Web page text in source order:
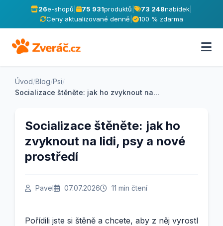
26e-shopů 75 931produktů 73 248nabídek
Ceny aktualizované denně
100 % zdarma
Úvod/Blog/Psi/
Socializace štěněte: jak ho zvyknout na...
Socializace štěněte: jak ho
zvyknout na lidi, psy a nové
prostředí
Pavel 07.07.2026 11 min čtení
Pořídili jste si štěně a chcete, aby z něj vyrostl